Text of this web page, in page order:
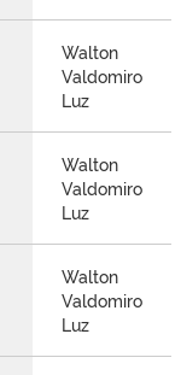
Walton
Valdomiro
Luz
Walton
Valdomiro
Luz
Walton
Valdomiro
Luz